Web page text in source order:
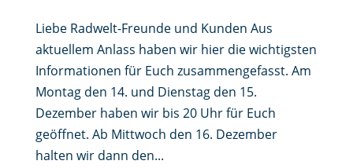
Liebe Radwelt-Freunde und Kunden Aus
aktuellem Anlass haben wir hier die wichtigsten
Informationen für Euch zusammengefasst. Am
Montag den 14. und Dienstag den 15.
Dezember haben wir bis 20 Uhr für Euch
geöffnet. Ab Mittwoch den 16. Dezember
halten wir dann den...